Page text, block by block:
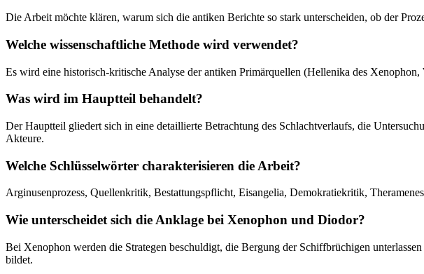
Die Arbeit möchte klären, warum sich die antiken Berichte so stark unterscheiden, ob der
Welche wissenschaftliche Methode wird verwendet?
Es wird eine historisch-kritische Analyse der antiken Primärquellen (Hellenika des
Was wird im Hauptteil behandelt?
Der Hauptteil gliedert sich in eine detaillierte Betrachtung des Schlachtverlaufs, die
Akteure.
Welche Schlüsselwörter charakterisieren die Arbeit?
Arginusenprozess, Quellenkritik, Bestattungspflicht, Eisangelia, Demokratiekritik,
Wie unterscheidet sich die Anklage bei Xenophon und Diodor?
Bei Xenophon werden die Strategen beschuldigt, die Bergung der Schiffbrüchigen
bildet.